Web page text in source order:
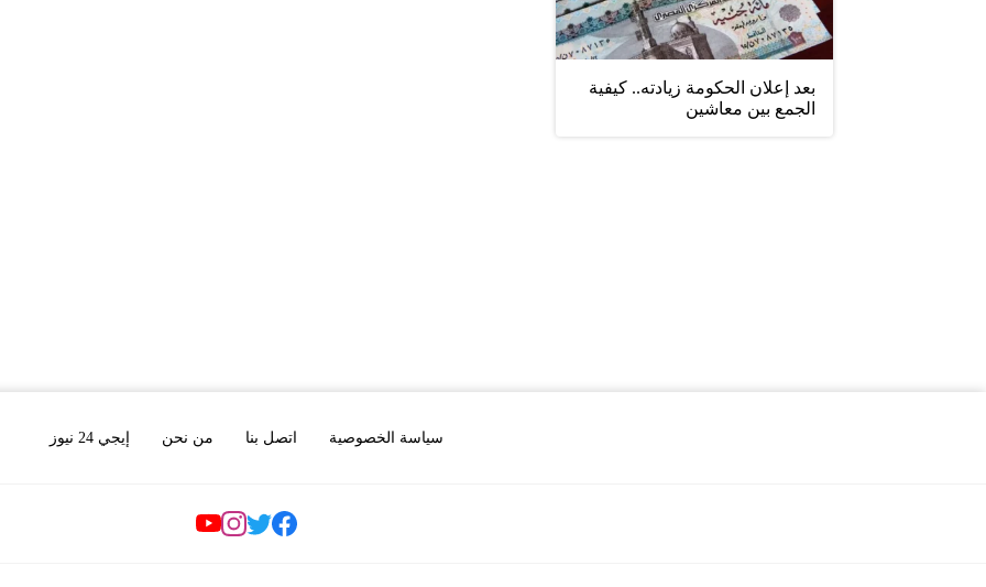
بعد إعلان الحكومة زيادته.. كيفية
الجمع بين معاشين
سياسة الخصوصية اتصل بنا من نحن إيجي 24 نيوز